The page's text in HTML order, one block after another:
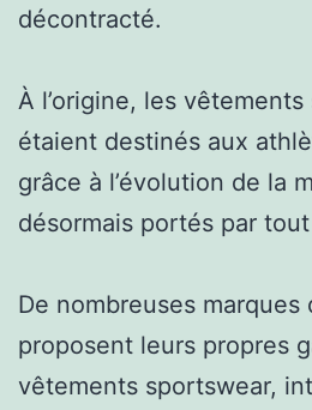
décontracté.
À l’origine, les
étaient destinés aux
grâce à l’évolution de la
désormais portés par
De nombreuses marques
proposent leurs propres
vêtements sportswear,